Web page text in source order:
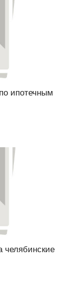
ипотечным
челябинские